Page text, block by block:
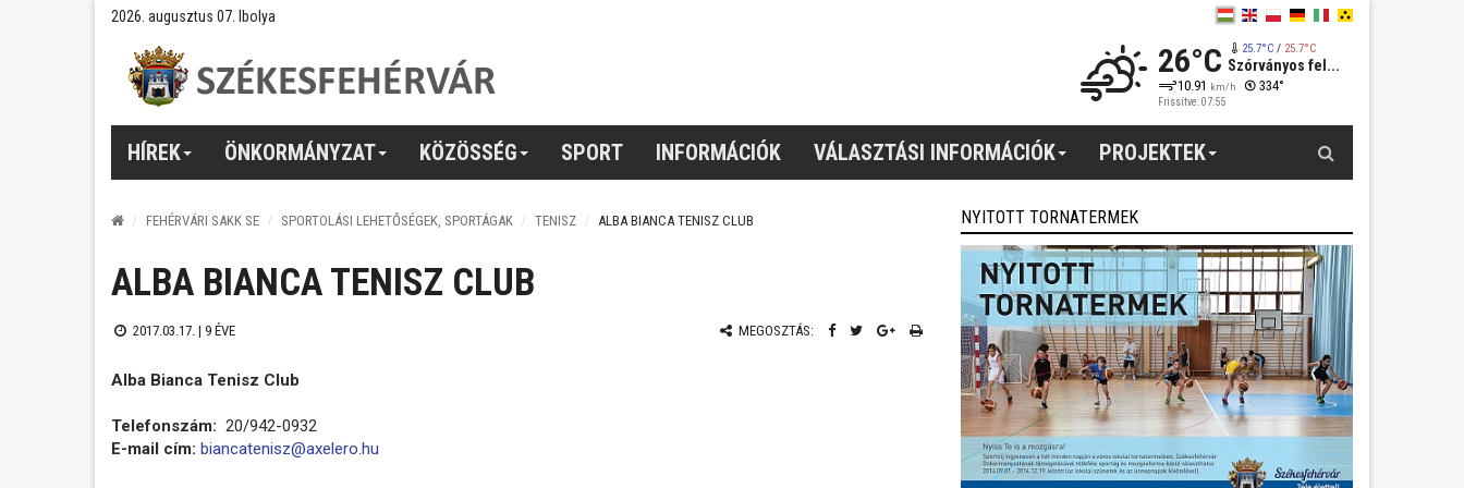
2026. augusztus 07. Ibolya
26°C 25.7°C/ 25.7°C
Szórványos fel...
10.91 km/h 334°
Frissítve: 07:55
HÍREK ÖNKORMÁNYZAT KÖZÖSSÉG SPORT INFORMÁCIÓK VÁLASZTÁSI INFORMÁCIÓK PROJEKTEK
FEHÉRVÁRI SAKK SE SPORTOLÁSI LEHETŐSÉGEK, SPORTÁGAK TENISZ ALBA BIANCA TENISZ CLUB
ALBA BIANCA TENISZ CLUB
2017.03.17. | 9 ÉVE MEGOSZTÁS:
Alba Bianca Tenisz Club
Telefonszám: 20/942-0932
E-mail cím: biancatenisz@axelero.hu
NYITOTT TORNATERMEK